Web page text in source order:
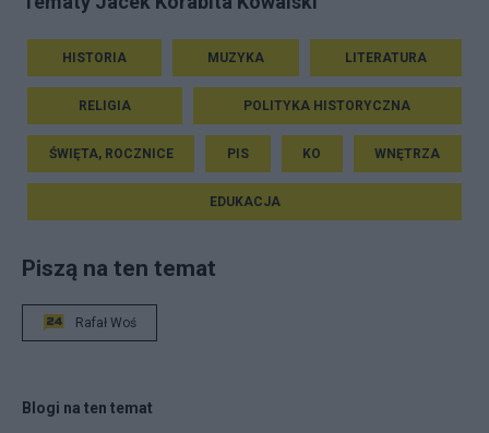
HISTORIA MUZYKA LITERATURA
RELIGIA POLITYKA HISTORYCZNA
ŚWIĘTA, ROCZNICE PIS KO WNĘTRZA
EDUKACJA
Piszą na ten temat
Rafał Woś
Blogi na ten temat